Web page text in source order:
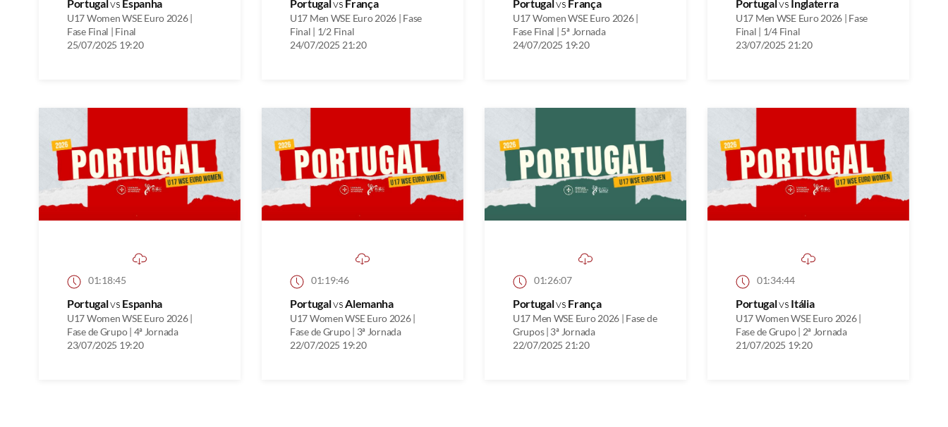
Portugalvs Espanha
U17 Women WSE Euro 2026 |
Fase Final | Final
25/07/2025 19:20
Portugalvs França
U17 Men WSE Euro 2026 | Fase
Final | 1/2 Final
24/07/2025 21:20
Portugalvs França
U17 Women WSE Euro 2026 |
Fase Final | 5ª Jornada
24/07/2025 19:20
Portugalvs Inglaterra
U17 Men WSE Euro 2026 | Fase
Final | 1/4 Final
23/07/2025 21:20
01:18:45
Portugalvs Espanha
U17 Women WSE Euro 2026 |
Fase de Grupo | 4ª Jornada
23/07/2025 19:20
01:19:46
PortugalvsAlemanha
U17 Women WSE Euro 2026 |
Fase de Grupo | 3ª Jornada
22/07/2025 19:20
01:26:07
Portugalvs França
U17 Men WSE Euro 2026 | Fase de
Grupos | 3ª Jornada
22/07/2025 21:20
01:34:44
Portugalvs Itália
U17 Women WSE Euro 2026 |
Fase de Grupo | 2ª Jornada
21/07/2025 19:20